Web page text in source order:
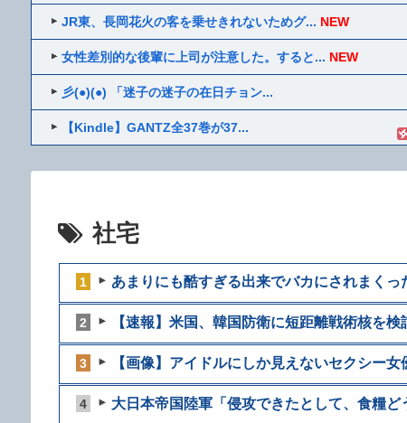
JR東、長岡花火の客を乗せきれないためグ... NEW
女性差別的な後輩に上司が注意した。すると... NEW
彡(●)(●) 「迷子の迷子の在日チョン...
【Kindle】GANTZ全37巻が37...
社宅
1 あまりにも酷すぎる出来でバカにされまくっ
2 【速報】米国、韓国防衛に短距離戦術核を
3 【画像】アイドルにしか見えないセクシー
4 大日本帝国陸軍「侵攻できたとして、食糧ど